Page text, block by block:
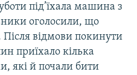
під’їхала машина з
оголосили, що
відмови покинути
приїхало кілька
які й почали бити